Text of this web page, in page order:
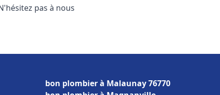
pas à nous
bon plombier à Malaunay 76770